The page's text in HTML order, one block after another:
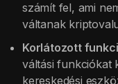
számít fel, ami
váltanak
Korlátozott
váltási funkciókat
kereskedési